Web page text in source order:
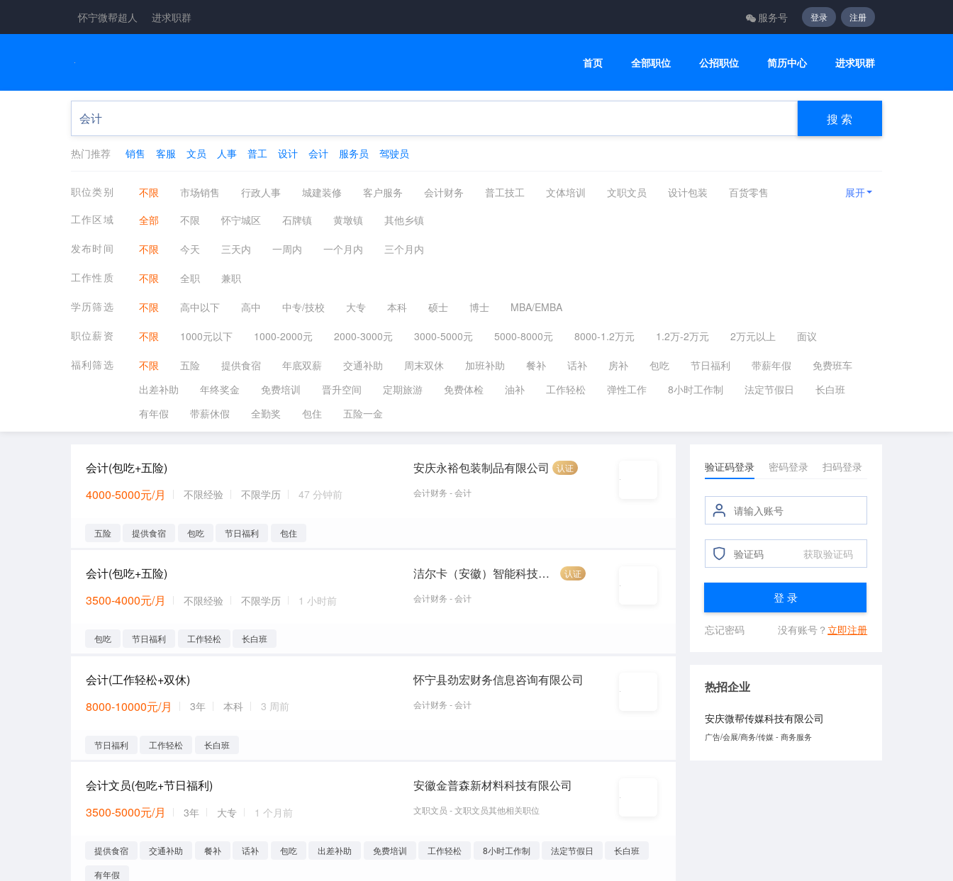
怀宁微帮超人 进求职群 服务号 登录 注册
首页 全部职位 公招职位 简历中心 进求职群
搜 索
热门推荐 销售 客服 文员 人事 普工 设计 会计 服务员 驾驶员
职位类别 不限 市场销售 行政人事 城建装修 客户服务 会计财务 普工技工 文体培训 文职文员 设计包装
百货零售
工厂工业
酒店餐饮 金融保险 高级管理 物流贸易
展开
工作区域
全部 不限 怀宁城区 石牌镇 黄墩镇
其他乡镇
发布时间
不限 今天 三天内 一周内 一个月内
三个月内
工作性质
不限 全职
兼职
学历筛选
不限 高中以下 高中 中专/技校 大专 本科 硕士 博士
MBA/EMBA
职位薪资
不限 1000元以下 1000-2000元 2000-3000元 3000-5000元 5000-8000元 8000-1.2万元 1.2万-2万元 2万元以上
面议
福利筛选
不限 五险 提供食宿 年底双薪 交通补助 周末双休 加班补助 餐补 话补 房补 包吃 节日福利 带薪年假
免费班车
出差补助
年终奖金 免费培训 晋升空间 定期旅游 免费体检 油补 工作轻松 弹性工作 8小时工作制 法定节假日
长白班
有年假
带薪休假 全勤奖 包住 五险一金
会计(包吃+五险)
4000-5000元/月
不限经验 不限学历 47 分钟前
安庆永裕包装制品有限公司 认证
会计财务 - 会计
五险 提供食宿 包吃 节日福利 包住
会计(包吃+五险)
3500-4000元/月
不限经验 不限学历 1 小时前
洁尔卡（安徽）智能科技有限公司 认证
会计财务 - 会计
包吃 节日福利 工作轻松 长白班
会计(工作轻松+双休)
8000-10000元/月
3年 本科 3 周前
怀宁县劲宏财务信息咨询有限公司
会计财务 - 会计
节日福利 工作轻松 长白班
会计文员(包吃+节日福利)
3500-5000元/月
3年 大专 1 个月前
安徽金普森新材料科技有限公司
文职文员 - 文职文员其他相关职位
提供食宿 交通补助 餐补 话补 包吃 出差补助 免费培训 工作轻松 8小时工作制 法定节假日
长白班
有年假
验证码登录 密码登录 扫码登录
获取验证码
登 录
忘记密码 没有账号？ 立即注册
热招企业
安庆微帮传媒科技有限公司
广告/会展/商务/传媒 - 商务服务